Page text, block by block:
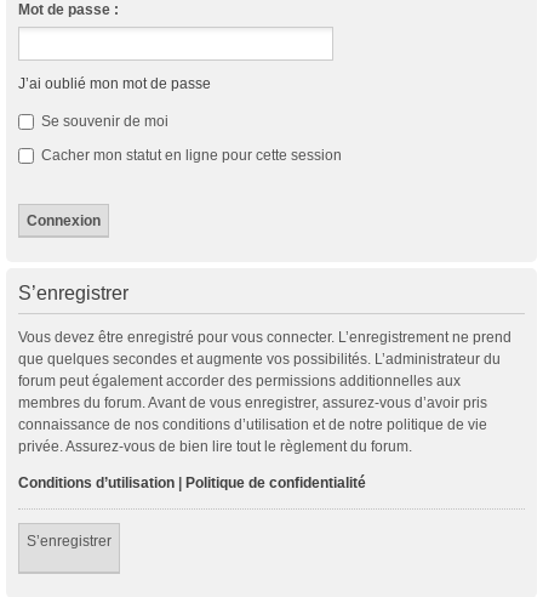
Mot de passe :
J’ai oublié mon mot de passe
Se souvenir de moi
Cacher mon statut en ligne pour cette session
S’enregistrer
Vous devez être enregistré pour vous connecter. L’enregistrement ne prend
que quelques secondes et augmente vos possibilités. L’administrateur du
forum peut également accorder des permissions additionnelles aux
membres du forum. Avant de vous enregistrer, assurez-vous d’avoir pris
connaissance de nos conditions d’utilisation et de notre politique de vie
privée. Assurez-vous de bien lire tout le règlement du forum.
Conditions d’utilisation Politique de confidentialité
S’enregistrer